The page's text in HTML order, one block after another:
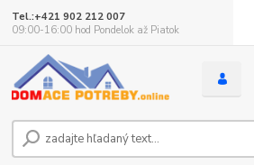
Tel.:+421 902 212 007
09:00-16:00 hod Pondelok až Piatok